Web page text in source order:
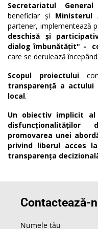
Secretariatul
beneficiar și Ministerul
partener, implementează
deschisă și
dialog îmbunătățit" -
care se derulează
Scopul proiectului
transparență a
local.
Un obiectiv implicit al
promovarea unei
privind liberul acces
transparența